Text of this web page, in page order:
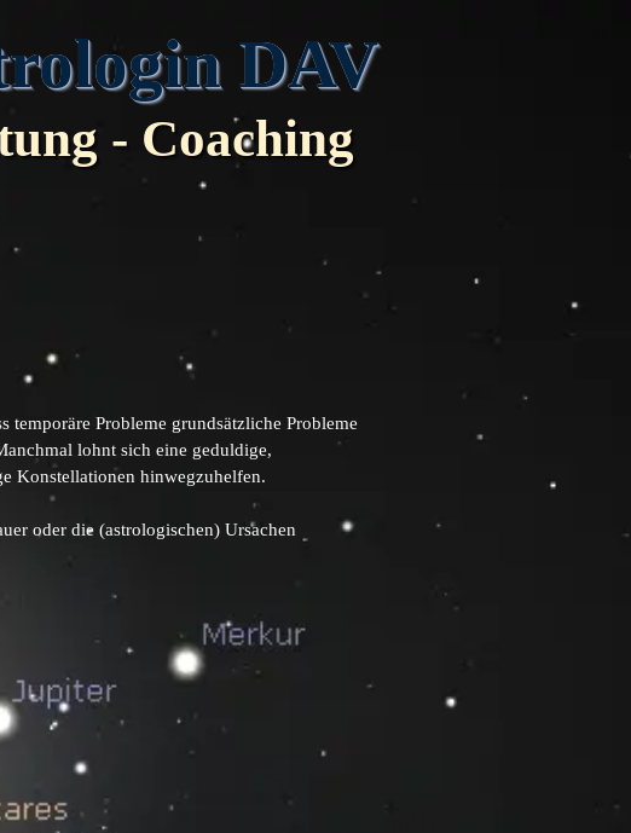
DAV
- Coaching
temporäre Probleme grundsätzliche Probleme
lohnt sich eine geduldige,
Konstellationen hinwegzuhelfen.
oder die (astrologischen) Ursachen